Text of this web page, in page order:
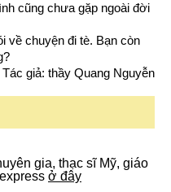
cũng chưa gặp ngoài đời
về chuyện đi tè. Bạn còn
Tác giả: thầy Quang Nguyễn
gia, thạc sĩ Mỹ, giáo
ở đây